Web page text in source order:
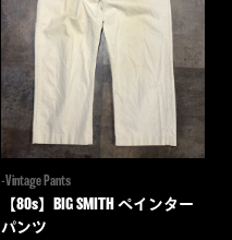
-Vintage Pants
【80s】BIG SMITH ペインター
パンツ